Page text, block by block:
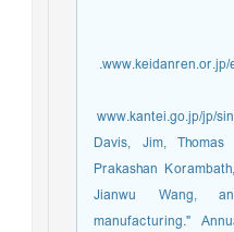
www.kantei.go.jp/jp/
9. Davis, Jim,
Prakashan
Jianwu Wang,
manufacturing."